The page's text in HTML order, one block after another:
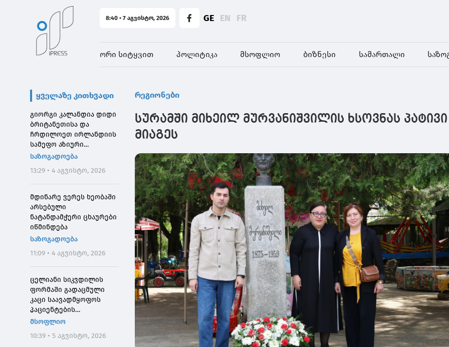
8:40 • 7 აგვისტო, 2026 GE EN FR
ორი სიტყვით პოლიტიკა მსოფლიო ბიზნესი სამართალი
ყველაზე კითხვადი
გიორგი კალანდია დიდი
ბრიტანეთისა და
ჩრდილოეთ ირლანდიის
სამეფო აზიური
საზოგადოების
საზოგადოება
13:29 • 4 აგვისტო, 2026
მდინარე ვერეს ხეობაში
არსებული
ნატანდამჭერი ცხაურები
იწმინდება
საზოგადოება
11:09 • 4 აგვისტო, 2026
ცელიანი სიკვდილის
ფორმაში გადაცმული
კაცი საავადმყოფოს
პაციენტების
შეშინებისთვის
მსოფლიო
10:39 • 5 აგვისტო, 2026
რეგიონები
სურამში მიხეილ მურვანიშვილის ხსოვნას პატივი
მიაგეს